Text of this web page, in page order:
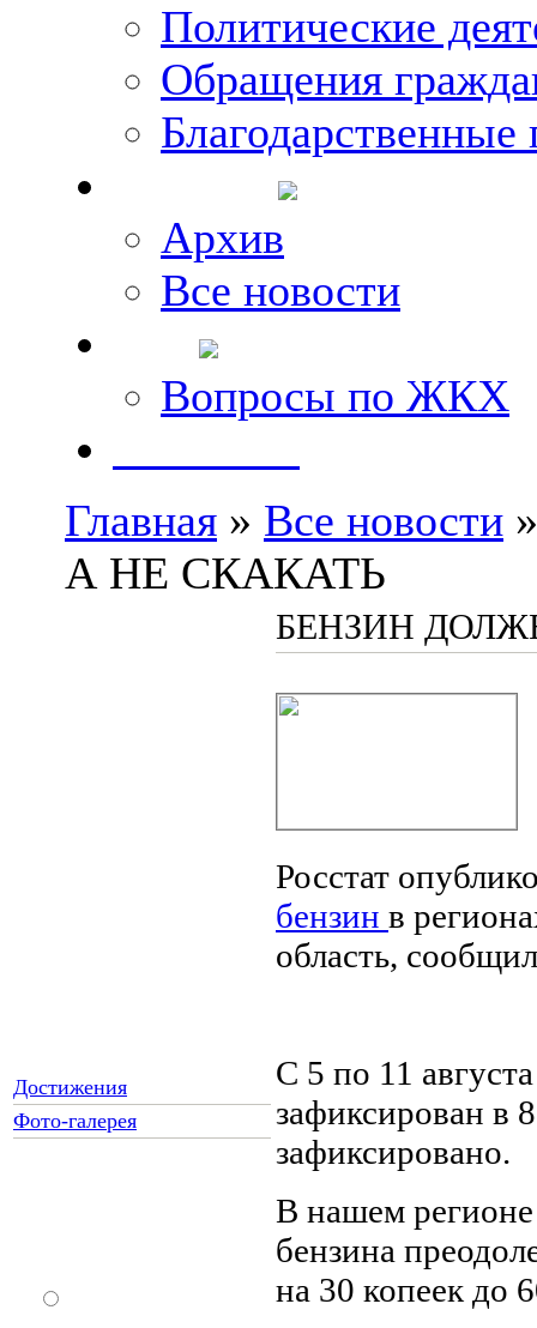
Политические
Обращения
Благодарственные
Архив
Все новости
Вопросы по ЖКХ
Главная » Все новости
А НЕ СКАКАТЬ
Достижения
Фото-галерея
БЕНЗИН
Росстат
бензин в
область,
С 5 по 11
зафиксирован в
зафиксировано.
В нашем регионе
бензина
на 30 копеек до